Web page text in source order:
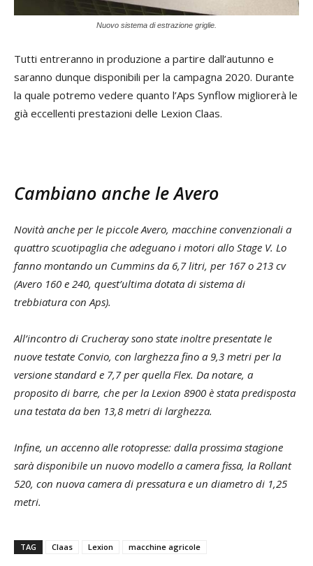
Nuovo sistema di estrazione griglie.
Tutti entreranno in produzione a partire dall’autunno e
saranno dunque disponibili per la campagna 2020. Durante
la quale potremo vedere quanto l’Aps Synflow migliorerà le
già eccellenti prestazioni delle Lexion Claas.
Cambiano anche le Avero
Novità anche per le piccole Avero, macchine convenzionali a
quattro scuotipaglia che adeguano i motori allo Stage V. Lo
fanno montando un Cummins da 6,7 litri, per 167 o 213 cv
(Avero 160 e 240, quest’ultima dotata di sistema di
trebbiatura con Aps).
All’incontro di Crucheray sono state inoltre presentate le
nuove testate Convio, con larghezza fino a 9,3 metri per la
versione standard e 7,7 per quella Flex. Da notare, a
proposito di barre, che per la Lexion 8900 è stata predisposta
una testata da ben 13,8 metri di larghezza.
Infine, un accenno alle rotopresse: dalla prossima stagione
sarà disponibile un nuovo modello a camera fissa, la Rollant
520, con nuova camera di pressatura e un diametro di 1,25
metri.
TAG Claas Lexion macchine agricole